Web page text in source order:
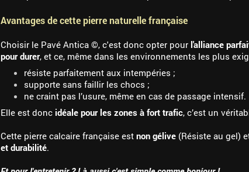
Avantages de cette pierre naturelle française
Choisir le Pavé Antica ©, c'est donc opter pour l'alliance
pour durer, et ce, même dans les environnements les plus
résiste parfaitement aux intempéries ;
supporte sans faillir les chocs ;
ne craint pas l’usure, même en cas de passage intensif.
Elle est donc idéale pour les zones à fort trafic, c’est un
Cette pierre calcaire française est non gélive (Résiste au gel)
et durabilité.